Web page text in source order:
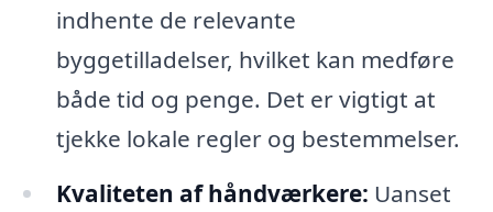
indhente de relevante
byggetilladelser, hvilket kan medføre
både tid og penge. Det er vigtigt at
tjekke lokale regler og bestemmelser.
Kvaliteten af håndværkere: Uanset